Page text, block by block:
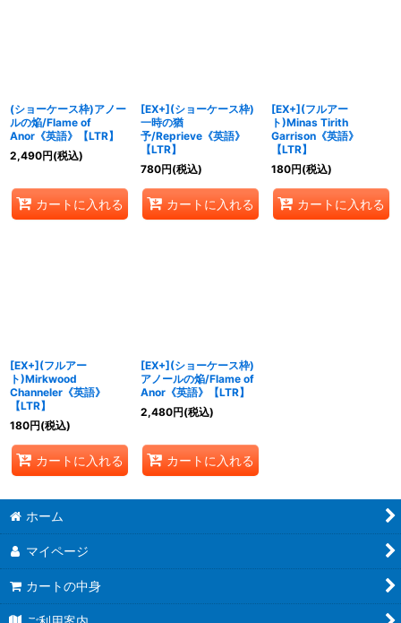
(ショーケース枠)アノー
ルの焔/Flame of
Anor《英語》【LTR】
2,490円(税込)
カートに入れる
[EX+](ショーケース枠)
一時の猶
予/Reprieve《英語》
【LTR】
780円(税込)
カートに入れる
[EX+](フルアー
ト)Minas Tirith
Garrison《英語》
【LTR】
180円(税込)
カートに入れる
[EX+](フルアー
ト)Mirkwood
Channeler《英語》
【LTR】
180円(税込)
カートに入れる
[EX+](ショーケース枠)
アノールの焔/Flame of
Anor《英語》【LTR】
2,480円(税込)
カートに入れる
ホーム
マイページ
カートの中身